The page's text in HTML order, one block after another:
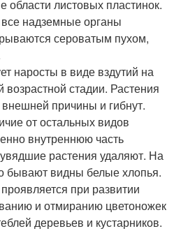
листовых пластинок.
надземные органы
сероватым пухом,
наросты в виде вздутий на
стадии. Растения
причины и гибнут.
от остальных видов
внутреннюю часть
растения удаляют. На
бывают видны белые хлопья.
при развитии
и отмиранию цветоножек
деревьев и кустарников.